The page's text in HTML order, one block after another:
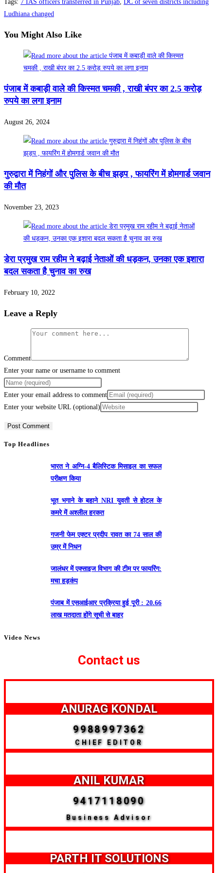
Tags: 7 IAS officers transferred in Punjab, DC of seven districts including
Ludhiana changed
You Might Also Like
पंजाब में कबाड़ी वाले की किस्मत चमकी , राखी बंपर का 2.5 करोड़
रुपये का लगा इनाम
August 26, 2024
गुरुद्वारा में निहंगों और पुलिस के बीच झड़प , फायरिंग में होमगार्ड जवान
की मौत
November 23, 2023
डेरा प्रमुख राम रहीम ने बढ़ाई नेताओं की धड़कन, उनका एक इशारा
बदल सकता है चुनाव का रुख
February 10, 2022
Leave a Reply
Comment
Enter your name or username to comment
Enter your email address to comment
Enter your website URL (optional)
Top Headlines
भारत ने अग्नि-4 बैलिस्टिक मिसाइल का सफल
परीक्षण किया
भूत भगाने के बहाने NRI युवती से होटल के
कमरे में अश्लील हरकत
गजनी फेम एक्टर प्रदीप रावत का 74 साल की
उम्र में निधन
जालंधर में एक्साइज विभाग की टीम पर फायरिंग:
मचा हड़कंप
पंजाब में एसआईआर प्रक्रिया हुई पूरी : 20.66
लाख मतदाता होंगे सूची से बाहर
Video News
Contact us
ANURAG KONDAL
9988997362
CHIEF EDITOR
ANIL KUMAR
9417118090
Business Advisor
PARTH IT SOLUTIONS